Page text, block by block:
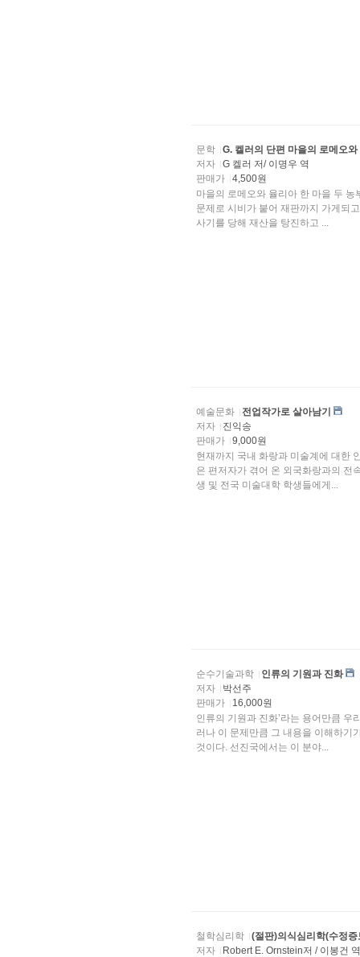
문학
G. 켈러의 단편 마을의 로메오
저자
G 켈러 저/ 이명우 역
판매가
4,500원
마을의 로메오와 율리아 한 마을 두 농부가 자기네들의 밭사이에 있는 하찮은 돌무더기땅의 경계선
문제로 시비가 붙어 재판까지 가게되고 거기서도 끝까
사기를 당해 재산을 탕진하고 ...
예술문화
전업작가로 살아남기
저자
진익송
판매가
9,000원
현재까지 국내 화랑과 미술계에 대한 안내서는 나와 있
은 편저자가 겪어 온 외국화랑과의 전
생 및 전국 미술대학 학생들에게...
순수기술과학
인류의 기원과 진화
저자
박선주
판매가
16,000원
인류의 기원과 진화’라는 용어만큼 우리에게 매력을 주
러나 이 문제만큼 그 내용을 이해하기
것이다. 선진국에서는 이 분야...
철학심리학
(절판)의식심리학(수정증
저자
Robert E. Ornstein저 / 이봉건